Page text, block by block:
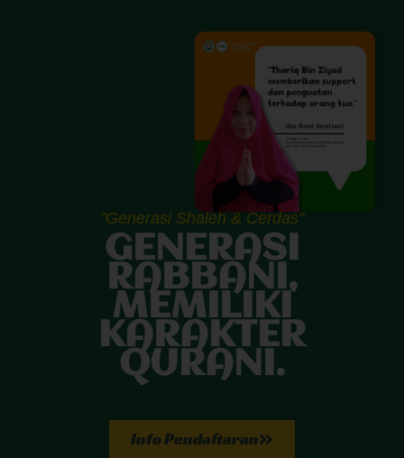
"Generasi Shaleh & Cerdas"
GENERASI
RABBANI,
MEMILIKI
KARAKTER
QURANI.
Info Pendaftaran